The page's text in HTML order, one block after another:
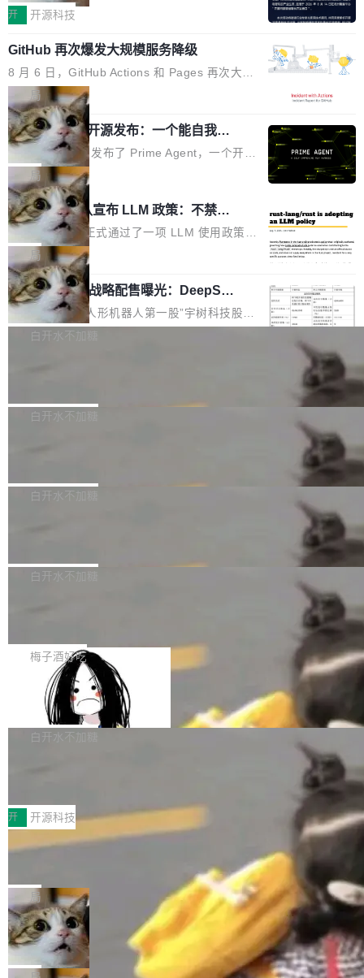
度宣传的。」 这才是真正的痛点。不是所有论文
都有问题，是最吸引眼球的那批论文最有问题。
他引用的帖子来自 Mathew Shen，一位 ICLR 2
026 的读者：「看了篇 ...
认为现代 AI 领域最重要的三个开源项目。 第一
理由很具体。FA 系列不需要解释，但 FA2 是他
认为最重要的一个——复杂度恰到好处，刚好能
驱动你去学 CuTe，但还没被那些"邪恶的" Hopp
er++ 优化所淹没，足够容易修改和适配。 更关
键的是 FA2 的持久性...
单点设备迈向智能化、网联化、协同化发展。作
鸿蒙通过统一技术底座和分布式能力，为不同类
型智能设备的开发、连接与互联提供关键支撑，
也为产业链企业探索产品创新与商业增长打开新
的空间。 8月14日，开源鸿蒙智能硬件开发者日
（OHDD：OpenHarmony Hardware Develope
r Day）将在杭州启航。活动面向智能硬件产业
链企业和开发者，邀请行业专家与资深技术顾
问，围绕开源鸿蒙技术能力、设备适配、芯片适
配、功耗与稳定性调优、兼容性测评及统一互联
等内容展开系统讲解和实战交流，帮助企业进一
步了解开源鸿蒙在智能...
开 开源科技
GitHub 再次爆发大规模服务降级
8 月 6 日，GitHub Actions 和 Pages 再次大规
模服务降级，Actions 完全不可用超过 5 小时，
webhook 停发，连自托管 runner 也因调度层故
障无法工作。Pages、Copilot code review、C
opilot coding agent 全部受影响。从检测到完全
恢复，大约 12 小时。 这是 2026 年 8 月的第六
起事故，其中四起与 AI/Copilot 服务相关。 Git
Hub 员工 kdaigle 在 HN 讨论中贴出了一组数
据：2025 年全年 10 亿次 commit。现在，每周
2.75 亿次，全年预计 140 亿次。GitHub...
局
Prime Agent 开源发布：一个能自我改
进的编程 Agent，ARC-AGI 3 超越人类
专家基线
Prime Intellect 发布了 Prime Agent，一个开源
的编程 Agent Harness，核心设计围绕两个抽
象：Recursive Language Model（RLM）和 C
ontinual Harness。在 ARC-AGI 3 基准测试
上，Prime Agent + Opus 5 的组合达到了 95.
5% RHAE Best@1，超过了 ARC 报告的人类专
家基线 95.4%。 不是又一个 coding agent 包装
器 Prime Agent 的架构和市面上大多数 coding
agent 有本质区别。大多数 agent harness 的设
计是基于早期模型的能力—...
局
Rust 项目团队宣布 LLM 政策：不禁
止，但你要承认哪些代码不是你写的
Rust 语言项目正式通过了一项 LLM 使用政策，
覆盖 rust-lang/rust 单一仓库的代码贡献。这不
是项目级别的官方立场，目前由五个团队采纳，
但它可能是主流开源项目中关于 AI 辅助贡献最
细致的一份规则。 政策的核心只有一句话：LLM
可以用来分析、提炼、审阅、建议，但不能用来
不得生成涉及安全性的关键变更，除非作者本身
局
宇树科技 IPO 战略配售曝光：DeepSe
ek 获配 93.3 万股，锁定 36 个月
8月6日晚间，“人形机器人第一股”宇树科技股份
有限公司披露IPO发行价格及战略配售结果，杭
36个月。 公告显示，本次宇树科技战略配售对
员工参与设立的专项资产管理计划。其中，Dee
获配9...
白开水不加糖
Bug fixes and enhancements 修复多次传递同
一个回归问题，该问题导致拉取镜像时会拒绝包
题，该问题可能导致在旧版 Linux 内核...
白开水不加糖
e 孵化器项目管理委员会（IPMC）投票中获得
P）！这一里程碑不仅标志着 Fluss 迈入新的发
白开水不加糖
长期停止内容更新，未能实现其作为“AI版维基百
提交的编辑请求也长期处于待处理状态。 Groki
pedia 于去年底上线，定位为由人工智能生成内
容的百科平台，被马斯克视为传统众包百科网站
维基百科的替代方案。Lawfare 调查发现，无论
热门页面还是低关注度页面，均未出现近期更
白开水不加糖
是这样的：配 MessageSource 的 Bean、写 R
eloadableResourceBundleMessageSource、
声明 LocaleResolver、注册 LocaleChangeInt
erceptor…五六步之后才能看到第一行翻译文
本。 Solon 换了个方式。整个 i18n 模块围绕三
梅子酒好吃
Apache Doris 4.1 全面增强 Iceberg：
支持 UPDATE、MERGE INTO 与 Iceb
erg V3
Apache Doris 4.1 要补齐的，正是缺失的那一
半。在已有查询能力的基础上，Doris 进一步支
常维护操作，并完整支持 Iceberg V3 格式。
白开水不加糖
村国家自主创新示范区会议中心开幕。本届大会
由中关村智联软件服务业质量创新联盟主办，以
“智构可信·质创未来——AI原生时代的质量新范
式”为主题，直面AI从实验室走向规模化产业落地
的核心质量命题。会上，《2026智能研发生产力
工具选型手册》发布，Testin云测的Testin XAge
nt智能测试系统入选AI测试领域代表产品。对CI
O而言，这提示了一个转变：AI测试正在从效率
工具升级为企业的质量基础设施。 CIO面对的新
开 开源科技
让非法状态不可表示：一篇关于 ADT
有一种东西，一旦用过就回不去了。Alex Fedos
eev 管它叫"软件设计的基石"。 他说的东西不新
鲜——代数数据类型（ADT），尤其是和类型
（sum type）。但他说清楚了一件事：这不是类
型系统的学术体操，是日常编码的思维方式。 文
章从一个简单的例子切入。一个网站的深色主题
局
Cloudflare 开源内部企业 AI 平台 Clou
dflare OS
Cloudflare 发布了一个开源项目 Cloudflare O
S。如果你只看官方博客，你会觉得这是又一